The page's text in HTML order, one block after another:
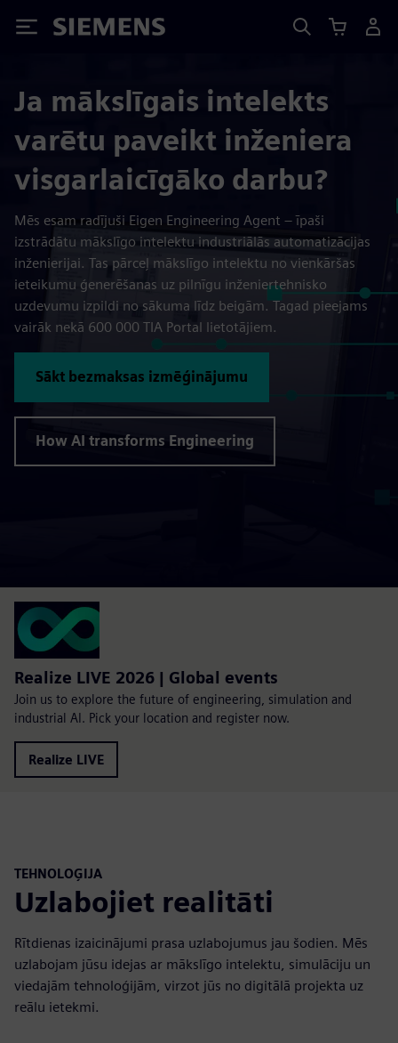
Siemens
Ja mākslīgais intelekts
varētu paveikt inženiera
visgarlaicīgāko darbu?
Mēs esam radījuši Eigen Engineering Agent – īpaši
izstrādātu mākslīgo intelektu industriālās automatizācijas
inženierijai. Tas pārceļ mākslīgo intelektu no vienkāršas
ieteikumu ģenerēšanas uz pilnīgu inženiertehnisko
uzdevumu izpildi no sākuma līdz beigām. Tagad pieejams
vairāk nekā 600 000 TIA Portal lietotājiem.
Sākt bezmaksas izmēģinājumu
How AI transforms Engineering
Realize LIVE 2026 | Global events
Join us to explore the future of engineering, simulation and
industrial AI. Pick your location and register now.
Realize LIVE
TEHNOLOĢIJA
Uzlabojiet realitāti
Rītdienas izaicinājumi prasa uzlabojumus jau šodien. Mēs
uzlabojam jūsu idejas ar mākslīgo intelektu, simulāciju un
viedajām tehnoloģijām, virzot jūs no digitālā projekta uz
reālu ietekmi.